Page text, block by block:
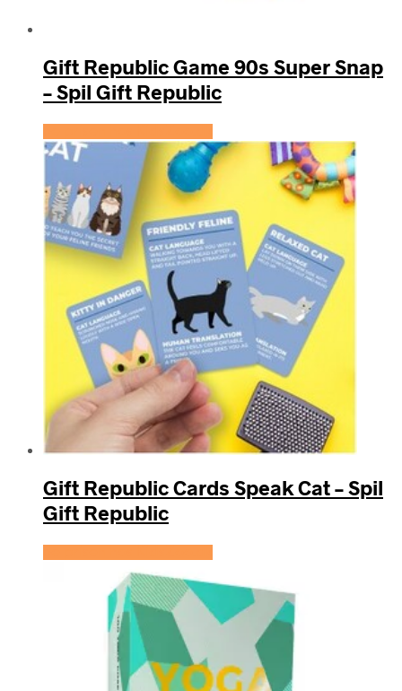
Gift Republic Game 90s Super Snap
– Spil Gift Republic
Gift Republic Cards Speak Cat – Spil
Gift Republic